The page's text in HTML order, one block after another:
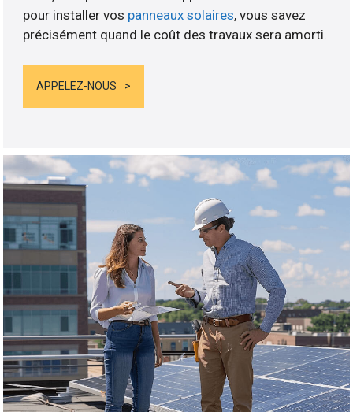
pour installer vos panneaux solaires, vous savez
précisément quand le coût des travaux sera amorti.
APPELEZ-NOUS